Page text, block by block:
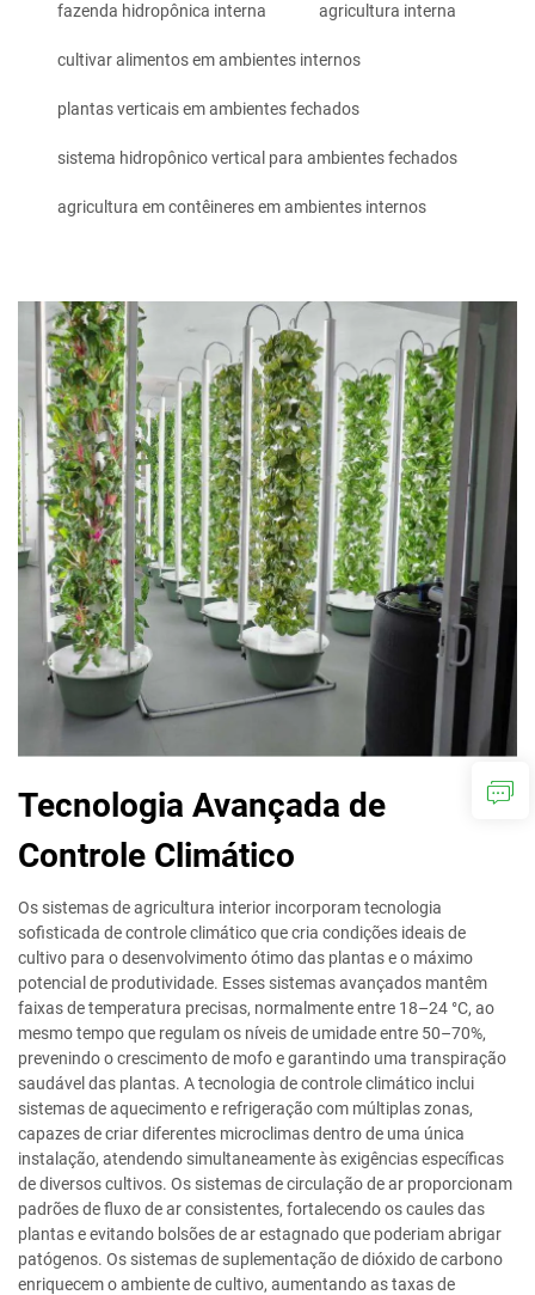
fazenda hidropônica interna agricultura interna
cultivar alimentos em ambientes internos
plantas verticais em ambientes fechados
sistema hidropônico vertical para ambientes fechados
agricultura em contêineres em ambientes internos
Tecnologia Avançada de
Controle Climático
Os sistemas de agricultura interior incorporam tecnologia
sofisticada de controle climático que cria condições ideais de
cultivo para o desenvolvimento ótimo das plantas e o máximo
potencial de produtividade. Esses sistemas avançados mantêm
faixas de temperatura precisas, normalmente entre 18–24 °C, ao
mesmo tempo que regulam os níveis de umidade entre 50–70%,
prevenindo o crescimento de mofo e garantindo uma transpiração
saudável das plantas. A tecnologia de controle climático inclui
sistemas de aquecimento e refrigeração com múltiplas zonas,
capazes de criar diferentes microclimas dentro de uma única
instalação, atendendo simultaneamente às exigências específicas
de diversos cultivos. Os sistemas de circulação de ar proporcionam
padrões de fluxo de ar consistentes, fortalecendo os caules das
plantas e evitando bolsões de ar estagnado que poderiam abrigar
patógenos. Os sistemas de suplementação de dióxido de carbono
enriquecem o ambiente de cultivo, aumentando as taxas de